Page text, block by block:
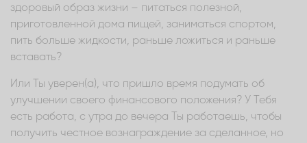
здоровый образ жизни – питаться полезной,
приготовленной дома пищей, заниматься спортом,
пить больше жидкости, раньше ложиться и раньше
вставать?
Или Ты уверен(а), что пришло время подумать об
улучшении своего финансового положения? У Тебя
есть работа, с утра до вечера Ты работаешь, чтобы
получить честное вознаграждение за сделанное, но